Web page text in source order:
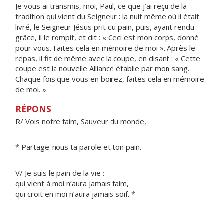
Je vous ai transmis, moi, Paul, ce que j’ai reçu de la
tradition qui vient du Seigneur : la nuit même où il était
livré, le Seigneur Jésus prit du pain, puis, ayant rendu
grâce, il le rompit, et dit : « Ceci est mon corps, donné
pour vous. Faites cela en mémoire de moi ». Après le
repas, il fit de même avec la coupe, en disant : « Cette
coupe est la nouvelle Alliance établie par mon sang.
Chaque fois que vous en boirez, faites cela en mémoire
de moi. »
RÉPONS
R/ Vois notre faim, Sauveur du monde,
* Partage-nous ta parole et ton pain.
V/ Je suis le pain de la vie :
qui vient à moi n’aura jamais faim,
qui croit en moi n’aura jamais soif. *